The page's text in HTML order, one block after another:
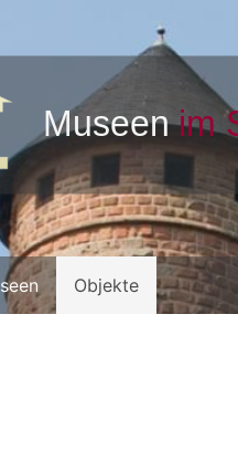
Objekte